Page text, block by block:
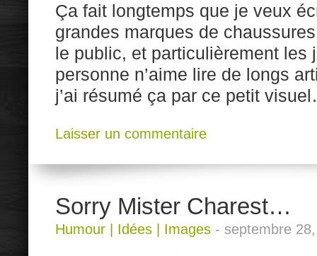
Ça fait longtemps que je veux
grandes marques de
le public, et particulièrement les
personne n’aime lire de longs
j’ai résumé ça par ce petit
Laisser un commentaire
Sorry Mister Charest…
Humour Idées Images - septembre